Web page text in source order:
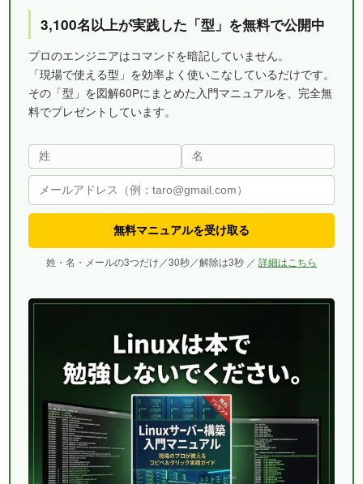
3,100名以上が実践した「型」を無料で公開中
プロのエンジニアはコマンドを暗記していません。
「現場で使える型」を効率よく使いこなしているだけです。
その「型」を図解60Pにまとめた入門マニュアルを、完全無
料でプレゼントしています。
無料マニュアルを受け取る
姓・名・メールの3つだけ／30秒／解除は3秒 ／ 詳細はこちら